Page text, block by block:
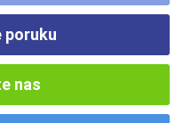
poruku
nas